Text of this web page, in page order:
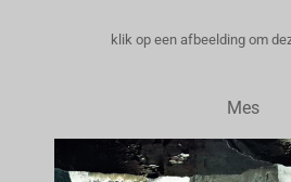
klik op een afbeelding om
Mes